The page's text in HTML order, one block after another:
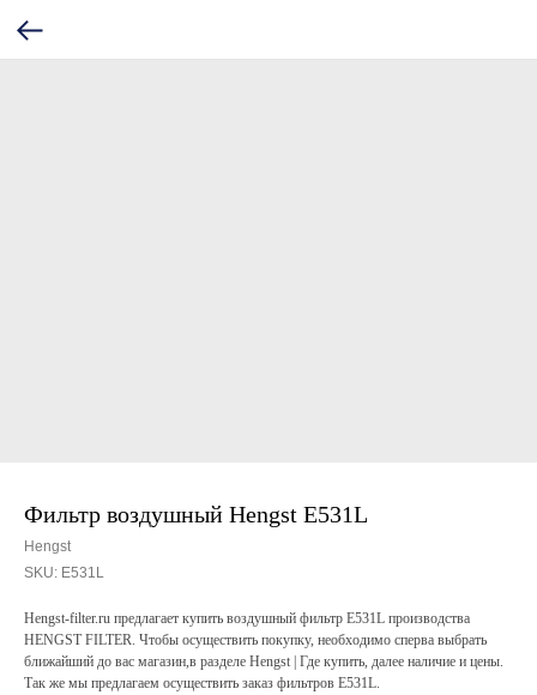
Фильтр воздушный Hengst E531L
Hengst
SKU: E531L
Hengst-filter.ru предлагает купить воздушный фильтр E531L производства
HENGST FILTER. Чтобы осуществить покупку, необходимо сперва выбрать
ближайший до вас магазин,в разделе Hengst | Где купить, далее наличие и цены.
Так же мы предлагаем осуществить заказ фильтров E531L.